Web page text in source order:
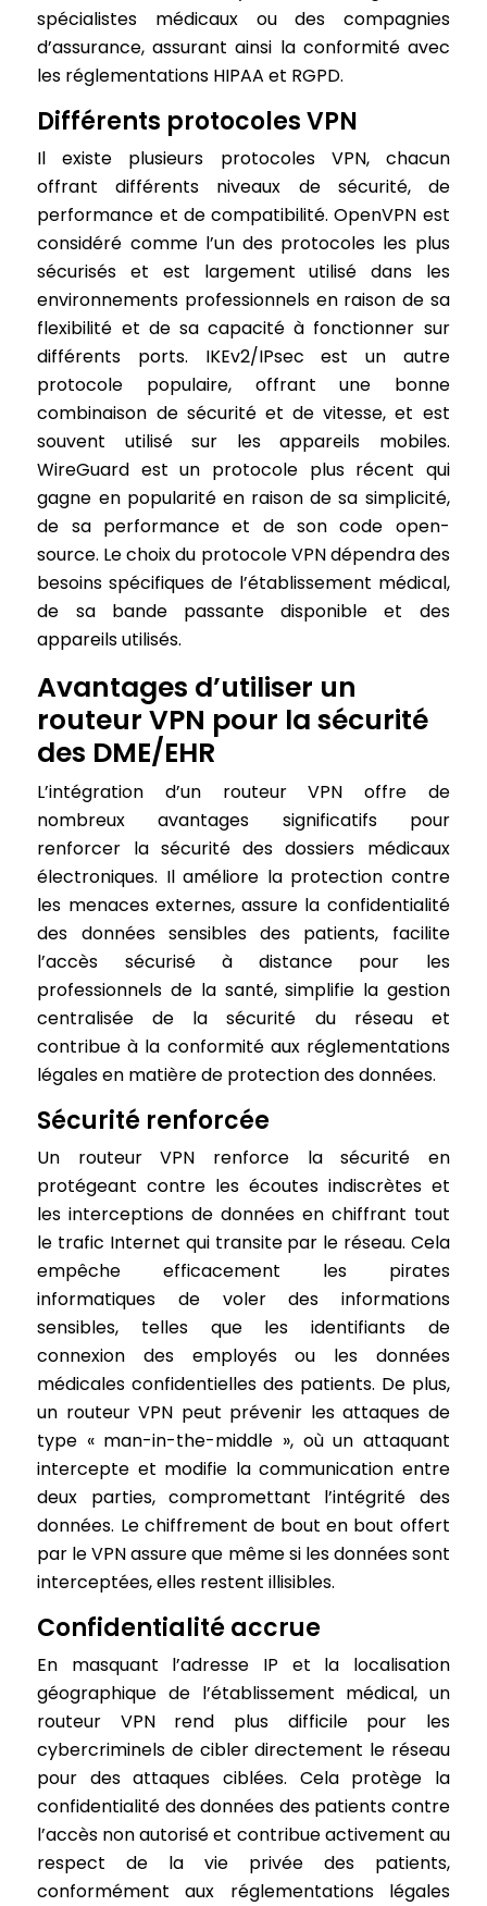
spécialistes médicaux ou des compagnies
d’assurance, assurant ainsi la conformité avec
les réglementations HIPAA et RGPD.
Différents protocoles VPN
Il existe plusieurs protocoles VPN, chacun
offrant différents niveaux de sécurité, de
performance et de compatibilité. OpenVPN est
considéré comme l’un des protocoles les plus
sécurisés et est largement utilisé dans les
environnements professionnels en raison de sa
flexibilité et de sa capacité à fonctionner sur
différents ports. IKEv2/IPsec est un autre
protocole populaire, offrant une bonne
combinaison de sécurité et de vitesse, et est
souvent utilisé sur les appareils mobiles.
WireGuard est un protocole plus récent qui
gagne en popularité en raison de sa simplicité,
de sa performance et de son code open-
source. Le choix du protocole VPN dépendra des
besoins spécifiques de l’établissement médical,
de sa bande passante disponible et des
appareils utilisés.
Avantages d’utiliser un
routeur VPN pour la sécurité
des DME/EHR
L’intégration d’un routeur VPN offre de
nombreux avantages significatifs pour
renforcer la sécurité des dossiers médicaux
électroniques. Il améliore la protection contre
les menaces externes, assure la confidentialité
des données sensibles des patients, facilite
l’accès sécurisé à distance pour les
professionnels de la santé, simplifie la gestion
centralisée de la sécurité du réseau et
contribue à la conformité aux réglementations
légales en matière de protection des données.
Sécurité renforcée
Un routeur VPN renforce la sécurité en
protégeant contre les écoutes indiscrètes et
les interceptions de données en chiffrant tout
le trafic Internet qui transite par le réseau. Cela
empêche efficacement les pirates
informatiques de voler des informations
sensibles, telles que les identifiants de
connexion des employés ou les données
médicales confidentielles des patients. De plus,
un routeur VPN peut prévenir les attaques de
type « man-in-the-middle », où un attaquant
intercepte et modifie la communication entre
deux parties, compromettant l’intégrité des
données. Le chiffrement de bout en bout offert
par le VPN assure que même si les données sont
interceptées, elles restent illisibles.
Confidentialité accrue
En masquant l’adresse IP et la localisation
géographique de l’établissement médical, un
routeur VPN rend plus difficile pour les
cybercriminels de cibler directement le réseau
pour des attaques ciblées. Cela protège la
confidentialité des données des patients contre
l’accès non autorisé et contribue activement au
respect de la vie privée des patients,
conformément aux réglementations légales